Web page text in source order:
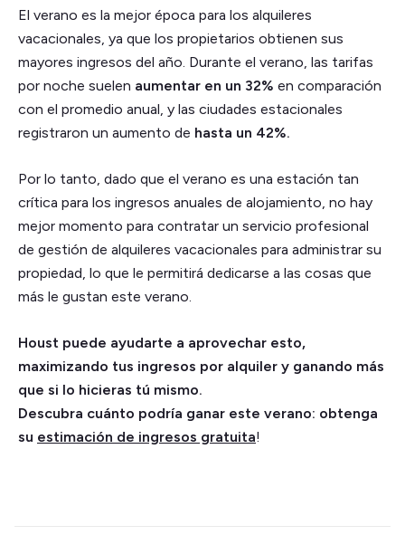
El verano es la mejor época para los alquileres
vacacionales, ya que los propietarios obtienen sus
mayores ingresos del año. Durante el verano, las tarifas
por noche suelen aumentar en un 32% en comparación
con el promedio anual, y las ciudades estacionales
registraron un aumento de hasta un 42%.
Por lo tanto, dado que el verano es una estación tan
crítica para los ingresos anuales de alojamiento, no hay
mejor momento para contratar un servicio profesional
de gestión de alquileres vacacionales para administrar su
propiedad, lo que le permitirá dedicarse a las cosas que
más le gustan este verano.
Houst puede ayudarte a aprovechar esto,
maximizando tus ingresos por alquiler y ganando más
que si lo hicieras tú mismo.
Descubra cuánto podría ganar este verano: obtenga
su estimación de ingresos gratuita!